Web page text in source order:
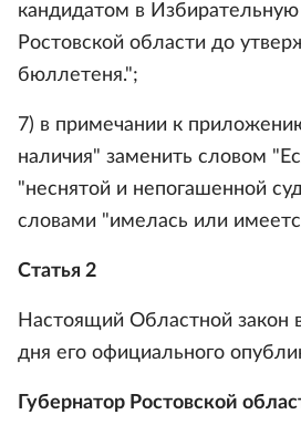
кандидатом в
Ростовской области до
бюллетеня.";
7) в примечании к
наличия" заменить словом
"неснятой и непогашенной
словами "имелась или
Статья 2
Настоящий Областной закон
дня его официального
Губернатор Ростовской